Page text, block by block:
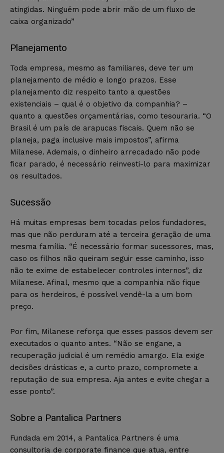
atingidas. Ninguém pode abrir mão de um fluxo de
caixa organizado”
Planejamento
Toda empresa, mesmo as familiares, deve ter um
planejamento de médio e longo prazos. Esse
planejamento diz respeito tanto a questões
existenciais – qual é o objetivo da companhia? –
quanto a questões orçamentárias, como tesouraria. “O
Brasil é um país de arapucas fiscais. Quem não se
planeja, paga inclusive mais impostos”, afirma
Milanese. Ademais, o dinheiro arrecadado não pode
ficar parado, é necessário reinvesti-lo para maximizar
os resultados.
Sucessão
Há muitas empresas bem tocadas pelos fundadores,
mas que não perduram até a terceira geração de uma
mesma família. “É necessário formar sucessores, mas,
caso os filhos não queiram seguir esse caminho, isso
não te exime de estabelecer controles internos”, diz
Milanese. Afinal, mesmo que a companhia não fique
para os herdeiros, é possível vendê-la a um bom
preço.
Por fim, Milanese reforça que esses passos devem ser
executados o quanto antes. “Não se engane, a
recuperação judicial é um remédio amargo. Ela exige
decisões drásticas e, a curto prazo, compromete a
reputação de sua empresa. Aja antes e evite chegar a
esse ponto”.
Sobre a Pantalica Partners
Fundada em 2014, a Pantalica Partners é uma
consultoria de corporate finance que atua, entre